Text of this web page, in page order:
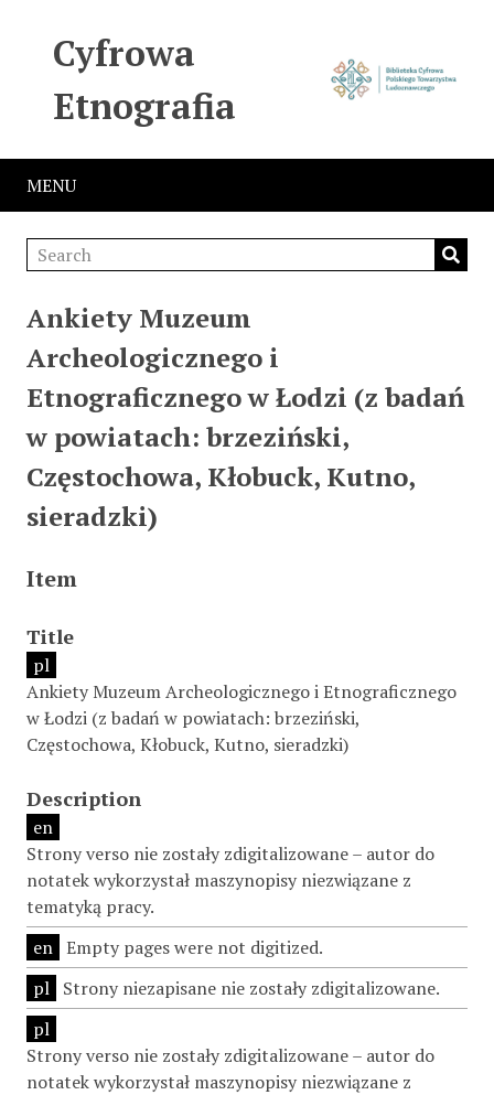
Cyfrowa
Etnografia
MENU
Ankiety Muzeum
Archeologicznego i
Etnograficznego w Łodzi (z badań
w powiatach: brzeziński,
Częstochowa, Kłobuck, Kutno,
sieradzki)
Item
Title
pl
Ankiety Muzeum Archeologicznego i Etnograficznego
w Łodzi (z badań w powiatach: brzeziński,
Częstochowa, Kłobuck, Kutno, sieradzki)
Description
en
Strony verso nie zostały zdigitalizowane – autor do
notatek wykorzystał maszynopisy niezwiązane z
tematyką pracy.
en Empty pages were not digitized.
pl Strony niezapisane nie zostały zdigitalizowane.
pl
Strony verso nie zostały zdigitalizowane – autor do
notatek wykorzystał maszynopisy niezwiązane z